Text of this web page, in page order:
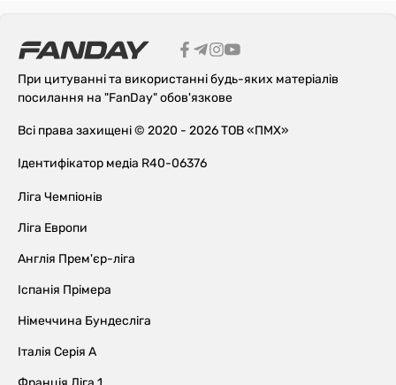
При цитуванні та використанні будь-яких матеріалів
посилання на "FanDay" обов'язкове
Всі права захищені © 2020 - 2026 ТОВ «ПМХ»
Ідентифікатор медіа R40-06376
Ліга Чемпіонів
Ліга Европи
Англія Прем'єр-ліга
Іспанія Прімера
Німеччина Бундесліга
Італія Серія А